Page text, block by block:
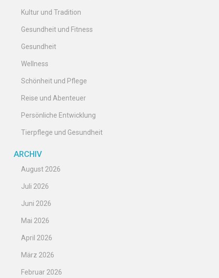
Kultur und Tradition
Gesundheit und Fitness
Gesundheit
Wellness
Schönheit und Pflege
Reise und Abenteuer
Persönliche Entwicklung
Tierpflege und Gesundheit
ARCHIV
August 2026
Juli 2026
Juni 2026
Mai 2026
April 2026
März 2026
Februar 2026